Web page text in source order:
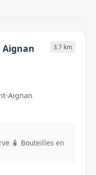
Aignan 3.7 km
Aignan
🧴 Bouteilles en